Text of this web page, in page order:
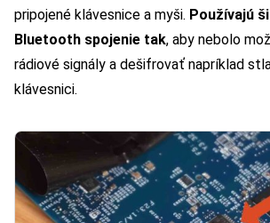
pripojené klávesnice a myši. Používajú
Bluetooth spojenie tak, aby nebolo
rádiové signály a dešifrovať napríklad
klávesnici.